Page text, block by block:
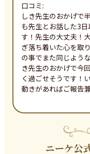
口コミ:
しき先生のおかげで
も先生とお話した3
す！先生の大丈夫！
ぎ落ち着いた心を取
の事でまた同じよう
き先生のおかげで今
く過ごせそうです！
動きがあればご報告
ニーケ公